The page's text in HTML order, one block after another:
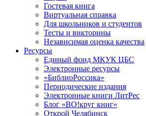
Гостевая книга
Виртуальная справка
Для школьников и студентов
Тесты и викторины
Независимая оценка качества
Ресурсы
Единый фонд МКУК ЦБС
Электронные ресурсы
«БиблиоРоссика»
Периодические издания
Электронные книги ЛитРес
Блог «ВО!круг книг»
Открой Челябинск